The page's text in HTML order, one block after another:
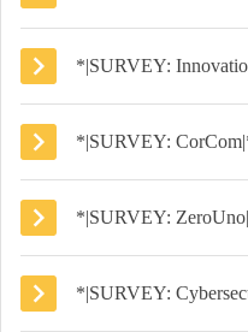
*|SURVEY:
*|SURVEY:
*|SURVEY:
*|SURVEY: